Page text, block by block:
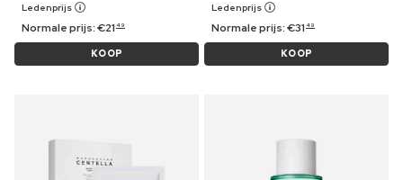
Ledenprijs
Normale prijs:€21 49
KOOP
Ledenprijs
Normale prijs:€31 49
KOOP